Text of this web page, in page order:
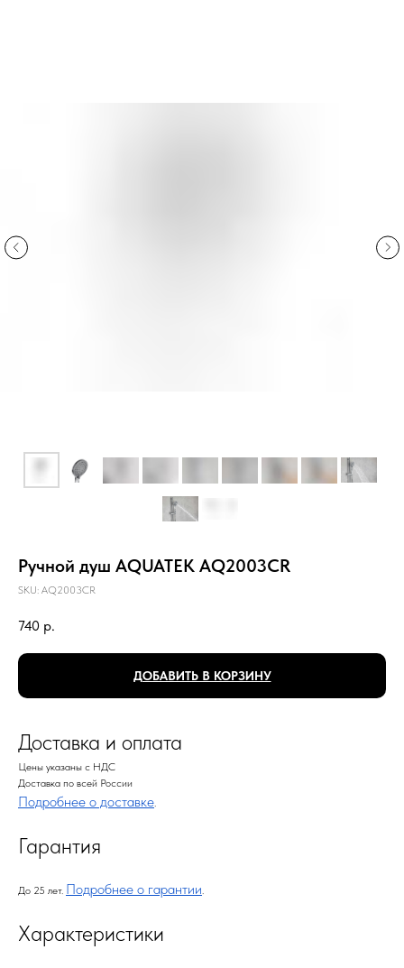
Ручной душ AQUATEK AQ2003CR
SKU: AQ2003CR
740 р.
ДОБАВИТЬ В КОРЗИНУ
Доставка и оплата
Цены указаны с НДС
Доставка по всей России
Подробнее о доставке.
Гарантия
До 25 лет. Подробнее о гарантии.
Характеристики